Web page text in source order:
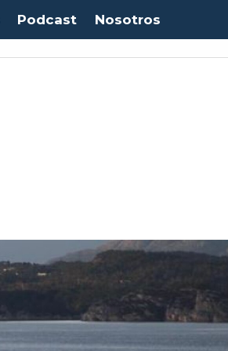
Podcast Nosotros